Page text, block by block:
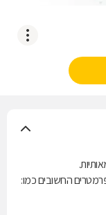
החשובים כמו: